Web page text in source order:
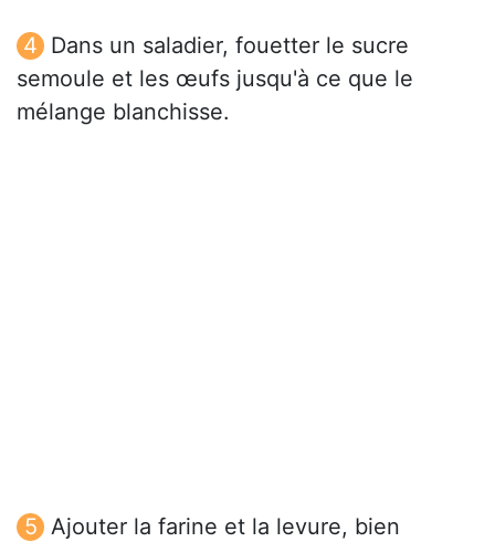
Dans un saladier, fouetter le sucre
semoule et les œufs jusqu'à ce que le
mélange blanchisse.
Ajouter la farine et la levure, bien